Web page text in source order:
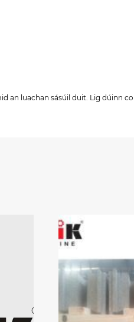
an luachan sásúil duit. Lig dúinn